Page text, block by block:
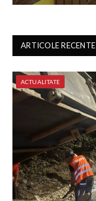
ARTICOLE RECENTE
ACTUALITATE